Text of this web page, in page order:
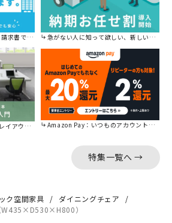
払えます。 急がない人に知って欲しい、新しい割引を始めました。
をご紹介。 Amazon Pay：いつものアカウントで簡単に決済可能。
特集一覧へ →
ク空間家具
ダイニングチェア
W435×D530×H800）